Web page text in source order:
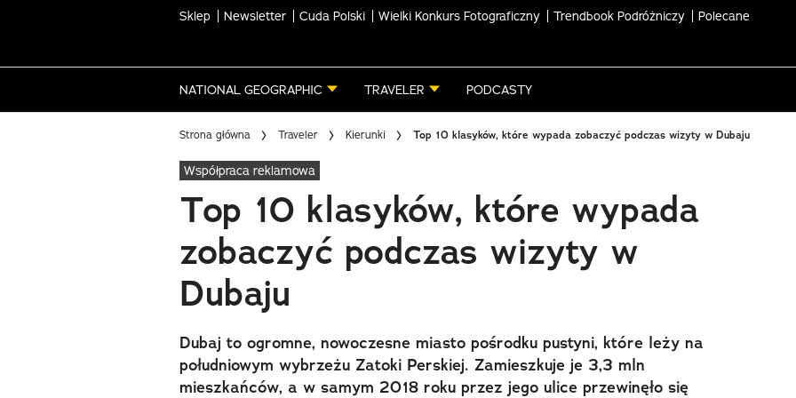
main
Sklep Newsletter Cuda Polski Wielki Konkurs Fotograficzny Trendbook Podróżniczy Polecane
NATIONAL GEOGRAPHIC TRAVELER PODCASTY
Strona główna Traveler Kierunki Top 10 klasyków, które wypada zobaczyć podczas wizyty w Dubaju
Współpraca reklamowa
Top 10 klasyków, które wypada
zobaczyć podczas wizyty w
Dubaju
Dubaj to ogromne, nowoczesne miasto pośrodku pustyni, które leży na
południowym wybrzeżu Zatoki Perskiej. Zamieszkuje je 3,3 mln
mieszkańców, a w samym 2018 roku przez jego ulice przewinęło się